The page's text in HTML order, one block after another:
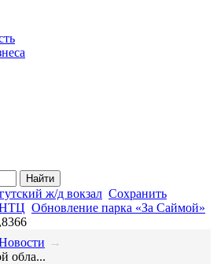
Найти
ж/д вокзал Сохранить
НТЦ Обновление парка «За Саймой»
→
обла...